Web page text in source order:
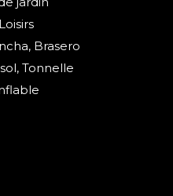
Brasero
Tonnelle